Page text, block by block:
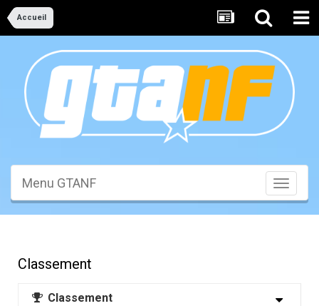
Accueil
Toggle
Menu GTANF
Classement
Classement